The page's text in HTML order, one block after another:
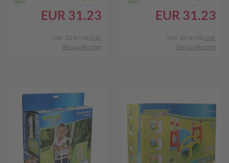
Tagen
EUR 31.23
inkl. 20 % USt zzgl.
Versandkosten
Tagen
EUR 31.23
inkl. 20 % USt zzgl.
Versandkosten